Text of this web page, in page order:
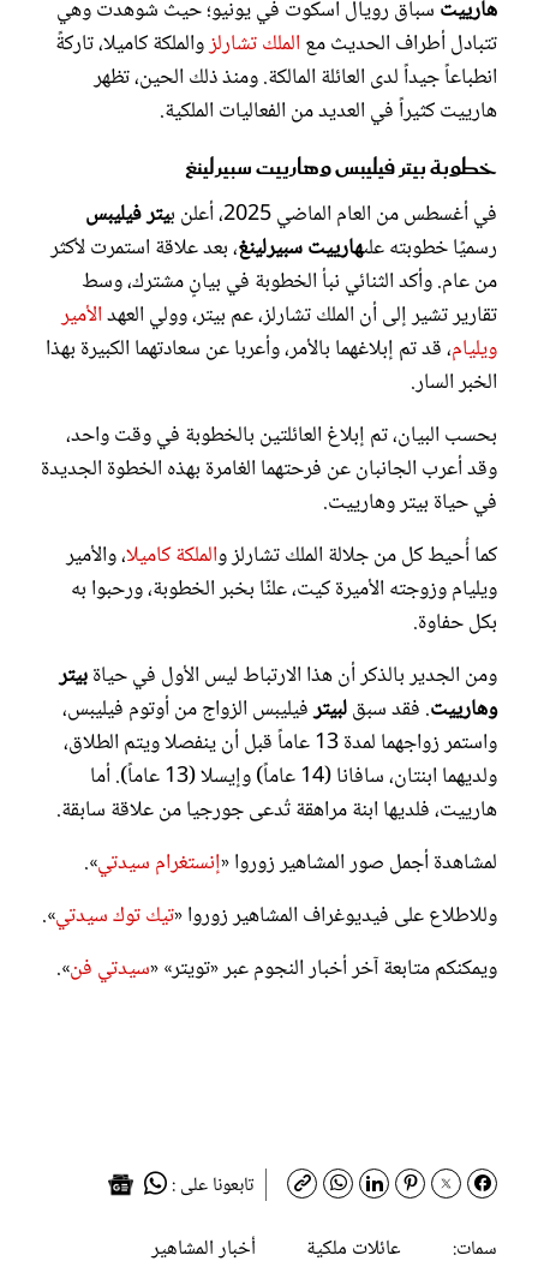
هارييت سباق رويال أسكوت في يونيو؛ حيث شوهدت وهي
تتبادل أطراف الحديث مع الملك تشارلزوالملكة كاميلا، تاركةً
انطباعاً جيداً لدى العائلة المالكة. ومنذ ذلك الحين، تظهر
هارييت كثيراً في العديد من الفعاليات الملكية.
خطوبة بيتر فيليبس وهارييت سبيرلينغ
في أغسطس من العام الماضي 2025، أعلن ب
يتر فيليبس
رسميًا خطوبته علىهارييت سبيرلينغ، بعد علاقة استمرت لأكثر
من عام. وأكد الثنائي نبأ الخطوبة في بيانٍ مشترك، وسط
تقارير تشير إلى أن الملك تشارلز، عم بيتر، وولي العهدالأمير
ويليام، قد تم إبلاغهما بالأمر، وأعربا عن سعادتهما الكبيرة بهذا
الخبر السار.
بحسب البيان، تم إبلاغ العائلتين بالخطوبة في وقت واحد،
وقد أعرب الجانبان عن فرحتهما الغامرة بهذه الخطوة الجديدة
في حياة بيتر وهارييت.
كما أُحيط كل من جلالة الملك تشارلز والملكة كاميلا، والأمير
ويليام وزوجته الأميرة كيت، علنًا بخبر الخطوبة، ورحبوا به
بكل حفاوة.
ومن الجدير بالذكر أن هذا الارتباط ليس الأول في حياةبيتر
وهارييت. فقد سبقلبيترفيليبس الزواج من أوتوم فيليبس،
واستمر زواجهما لمدة 13 عاماً قبل أن ينفصلا ويتم الطلاق،
ولديهما ابنتان، سافانا (14 عاماً) وإيسلا (13 عاماً). أما
هارييت، فلديها ابنة مراهقة تُدعى جورجيا من علاقة سابقة.
لمشاهدة أجمل صور المشاهير زوروا «إنستغرام سيدتي».
وللاطلاع على فيديوغراف المشاهير زوروا «تيك توك سيدتي».
ويمكنكم متابعة آخر أخبار النجوم عبر «تويتر» «سيدتي فن».
تابعونا على :
سمات:
عائلات ملكية
أخبار المشاهير